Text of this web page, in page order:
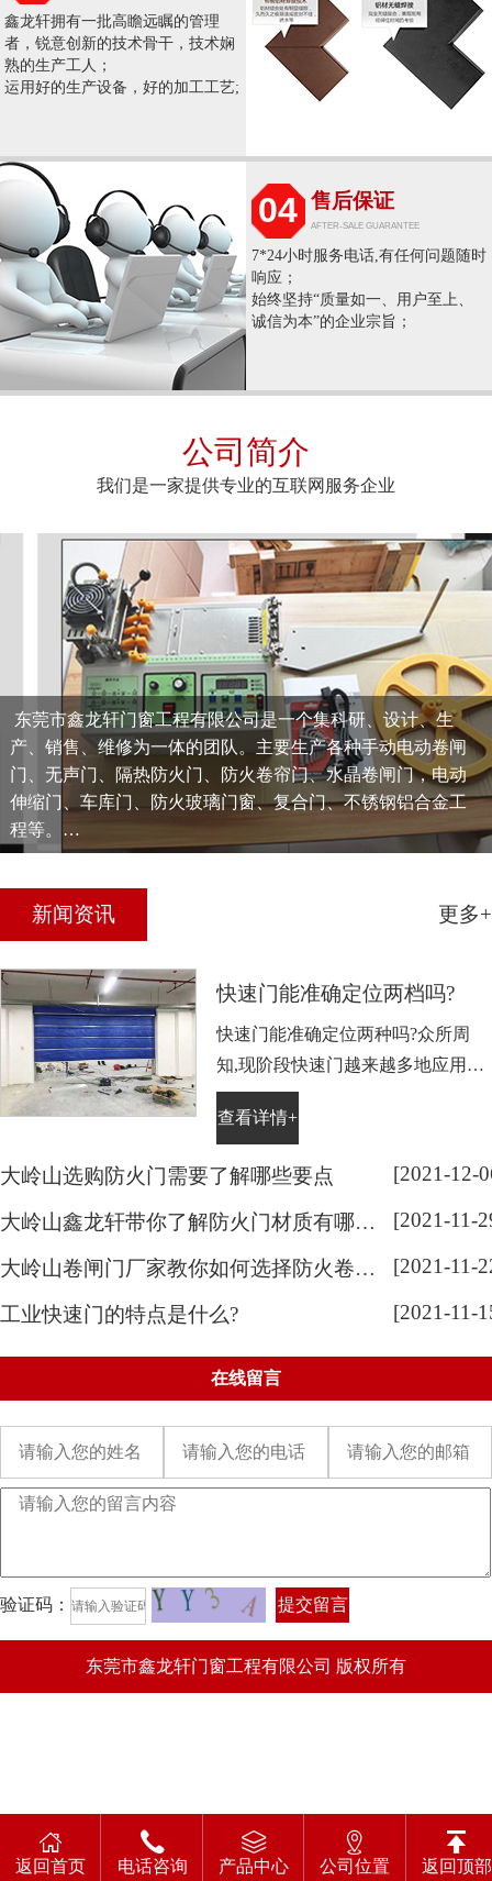
鑫龙轩拥有一批高瞻远瞩的管理
者，锐意创新的技术骨干，技术娴
熟的生产工人；
运用好的生产设备，好的加工工艺;
04 售后保证
AFTER-SALE GUARANTEE
7*24小时服务电话,有任何问题随时
响应；
始终坚持“质量如一、用户至上、
诚信为本”的企业宗旨；
公司简介
我们是一家提供专业的互联网服务企业
东莞市鑫龙轩门窗工程有限公司是一个集科研、设计、生
产、销售、维修为一体的团队。主要生产各种手动电动卷闸
门、无声门、隔热防火门、防火卷帘门、水晶卷闸门，电动
伸缩门、车库门、防火玻璃门窗、复合门、不锈钢铝合金工
程等。
为适应客户及市场要求,对原材料采购，生产，出货严格控
制，保证产品符合相应环保标淮。坚持“以质量求生存，以科
技求发展”的方针，以科技支撑、规模经营的战略思想；以
诚、德、信、优为宗旨，继续奋斗、拼搏进取、再创佳绩。
并竭诚欢迎海内外同仁和广大用户光临洽谈和合作，共建鸿
图，同创辉煌。主要产品有手动电动卷闸门、无声门、隔热
防火门、防火卷帘门、电动伸缩门、车库门、防火玻璃门
窗、复合门、不锈钢铝合金工程等。目前也正积极研发各种
门窗产品,并持续添购新的设备,为客户提供完整的产品服务与
快速的交货期。
新闻资讯 更多+
快速门能准确定位两档吗?
快速门能准确定位两种吗?众所周
知,现阶段快速门越来越多地应用于
工业生产中,因其快速、隔热、清洁
服务而受到众多客户的青睐。下面
一下快速门能否准确定位这两个问
题。
查看详情+
大岭山选购防火门需要了解哪些要点 [2021-12-
大岭山鑫龙轩带你了解防火门材质有哪几种和使用注意事项 [2021-11-
大岭山卷闸门厂家教你如何选择防火卷帘门 [2021-11-
工业快速门的特点是什么? [2021-11-
在线留言
验证码： 提交留言
东莞市鑫龙轩门窗工程有限公司 版权所有
返回首页 电话咨询 产品中心 公司位置 返回顶部